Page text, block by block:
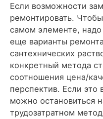
Если возможности
ремонтировать.
самом элементе, надо
еще варианты
сантехнических
конкретный метода
соотношения цена/
перспектив. Если это
можно остановиться
трудозатратном